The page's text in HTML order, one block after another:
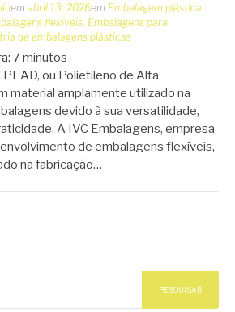
em abril 13, 2026em Embalagem plástica
flexíveis Embalagens para
de embalagens plásticas
7minutos
ou Polietileno de Alta
material amplamente utilizado na
devido à sua versatilidade,
A IVC Embalagens, empresa
de embalagens flexíveis,
na fabricação…
PESQUISAR